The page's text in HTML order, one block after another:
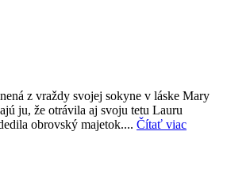
z vraždy svojej sokyne v láske Mary
ju, že otrávila aj svoju tetu Lauru
obrovský majetok.... Čítať viac